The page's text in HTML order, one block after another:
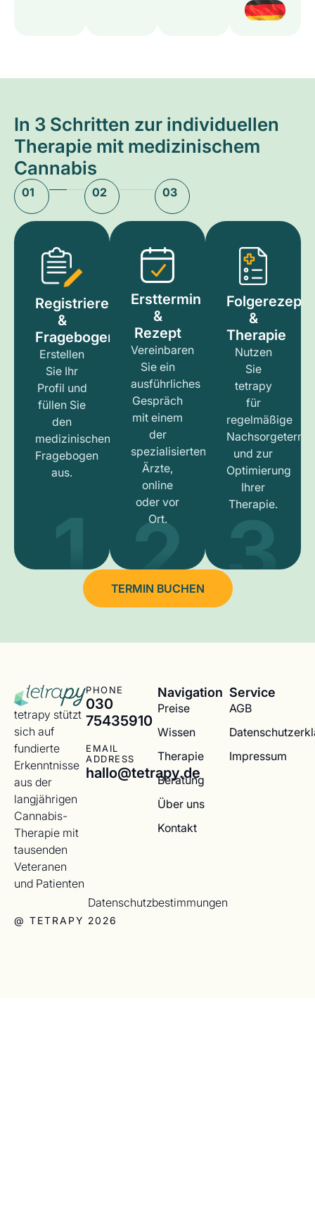
In 3 Schritten zur individuellen
Therapie mit medizinischem
Cannabis
01 02 03
Registrieren
&
Fragebogen
Erstellen
Sie Ihr
Profil und
füllen Sie
den
medizinischen
Fragebogen
aus.
1
Ersttermin
&
Rezept
Vereinbaren
Sie ein
ausführliches
Gespräch
mit einem
der
spezialisierten
Ärzte,
online
oder vor
Ort.
2
Folgerezept
&
Therapie
Nutzen
Sie
tetrapy
für
regelmäßige
und zur
Optimierung
Ihrer
Therapie.
3
TERMIN BUCHEN
tetrapy stützt
sich auf
fundierte
Erkenntnisse
aus der
langjährigen
Cannabis-
Therapie mit
tausenden
Veteranen
und Patienten
PHONE
030
75435910
EMAIL
ADDRESS
hallo@tetrapy.de
Navigation
Preise
Wissen
Therapie
Beratung
Über uns
Kontakt
Service
AGB
Impressum
@ TETRAPY 2026
Datenschutzbestimmungen